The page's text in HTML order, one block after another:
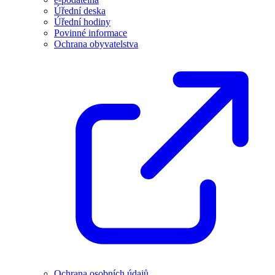
Úřední deska
Úřední hodiny
Povinné informace
Ochrana obyvatelstva